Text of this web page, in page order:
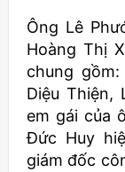
Ông Lê
Hoàng Thị
chung
Diệu Thiện,
em gái của
Đức Huy
giám đốc